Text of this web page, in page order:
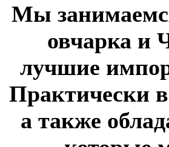
Мы
овчарка и
лучшие
Практически
а также